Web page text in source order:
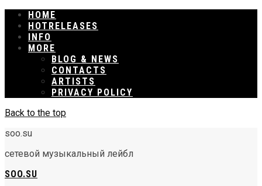
HOME
RELEASES
INFO
MORE
BLOG & NEWS
CONTACTS
ARTISTS
PRIVACY POLICY
Back to the top
soo.su
сетевой музыкальный лейбл
SOO.SU